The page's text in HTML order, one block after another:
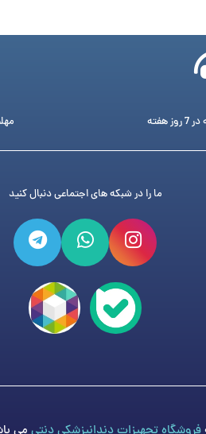
ما را در شبکه های اجتماعی دنبال کنید